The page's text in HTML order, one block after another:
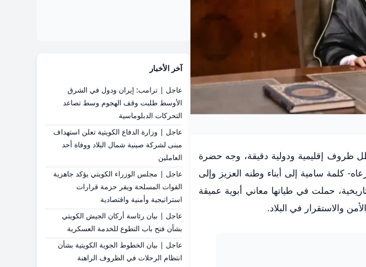
ظروف إقليمية ودولية دقيقة، وجه حضرة
كلمة سامية إلى أبناء وطنه العزيز وإلى
حملت في طياتها معاني أبوية عميقة
والاستقرار في البلاد.
آخر الأخبار
عاجل | ترامب: إيران ودول في الشرق
الأوسط طلبت وقف الهجوم وسط تصاعد
التحركات الدبلوماسية
عاجل | وزارة الدفاع الكويتية تعلن استهداف
مبنى لشركة صينية شمال البلاد ووفاة أحد
العاملين
عاجل | مجلس الوزراء الكويتي يؤكد جاهزية
القوات المسلحة ويقر حزمة قرارات
استراتيجية وأمنية واقتصادية
عاجل | بيان رئاسة أركان الجيش الكويتي
بشأن فتح باب التطوع للخدمة العسكرية
عاجل | بيان الخطوط الجوية الكويتية بشأن
انتظام الرحلات في الظروف الراهنة